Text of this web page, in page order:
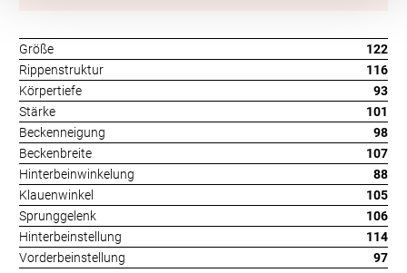
Größe
122
Rippenstruktur
116
Körpertiefe
93
Stärke
101
Beckenneigung
98
Beckenbreite
107
Hinterbeinwinkelung
88
Klauenwinkel
105
Sprunggelenk
106
Hinterbeinstellung
114
Vorderbeinstellung
97